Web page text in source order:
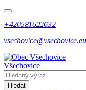
+420581622632
vsechovice@vsechovice.eu
Všechovice
Hledat